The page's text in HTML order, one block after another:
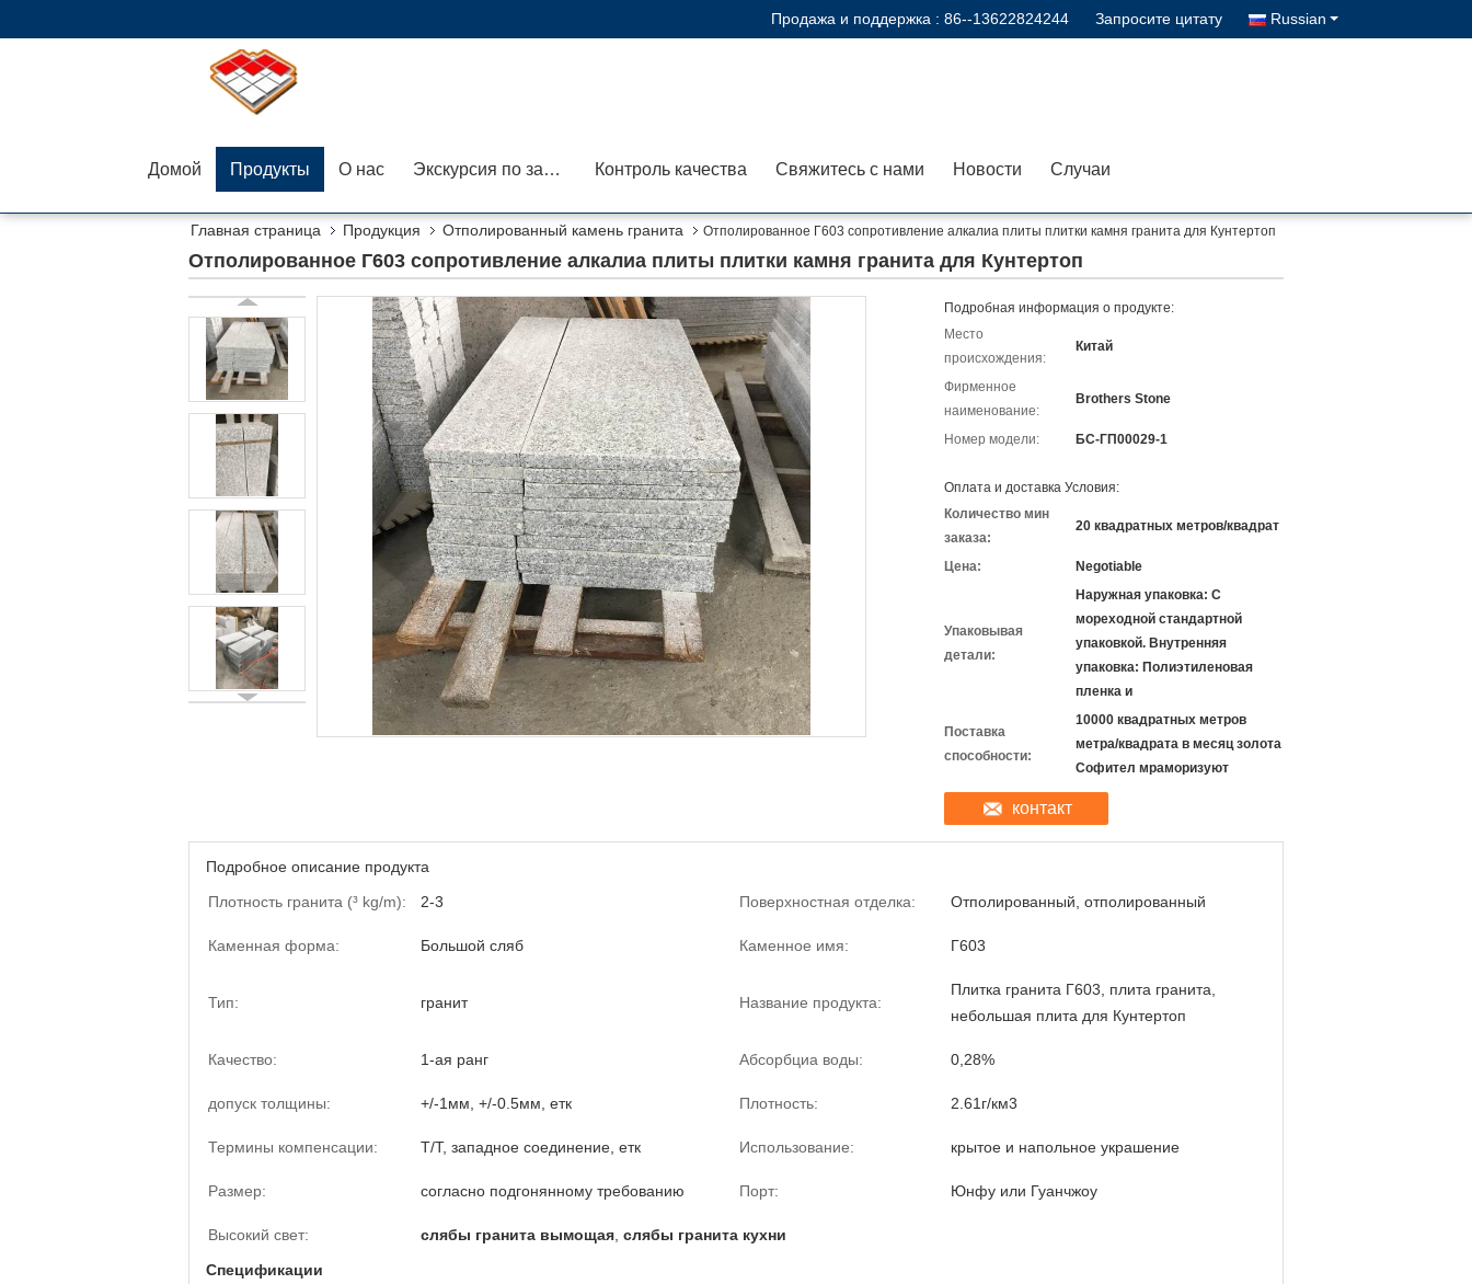
Продажа и поддержка : 86--13622824244 Запросите цитату Russian
Домой Продукты О нас Экскурсия по заводу Контроль качества Свяжитесь с нами Новости Случаи
Главная страница Продукция Отполированный камень гранита Отполированное Г603 сопротивление алкалиа плиты плитки камня гранита для Кунтертоп
Отполированное Г603 сопротивление алкалиа плиты плитки камня гранита для Кунтертоп
Подробная информация о продукте:
Место
происхождения:
Китай
Фирменное
наименование:
Brothers Stone
Номер модели: БС-ГП00029-1
Оплата и доставка Условия:
Количество мин
заказа:
20 квадратных метров/квадрат
Цена: Negotiable
Упаковывая
детали:
Наружная упаковка: С
мореходной стандартной
упаковкой. Внутренняя
упаковка: Полиэтиленовая
пленка и
Поставка
способности:
10000 квадратных метров
метра/квадрата в месяц золота
Софител мраморизуют
контакт
Подробное описание продукта
Плотность гранита (³ kg/m):
2-3 Поверхностная отделка: Отполированный, отполированный
Каменная форма: Большой сляб Каменное имя: Г603
Тип: гранит Название продукта:
Плитка гранита Г603, плита гранита,
небольшая плита для Кунтертоп
Качество: 1-ая ранг Абсорбциа воды: 0,28%
допуск толщины: +/-1мм, +/-0.5мм, етк Плотность: 2.61г/км3
Термины компенсации: Т/Т, западное соединение, етк Использование: крытое и напольное украшение
Размер: согласно подгонянному требованию Порт: Юнфу или Гуанчжоу
Высокий свет: слябы гранита вымощая слябы гранита кухни
Спецификации